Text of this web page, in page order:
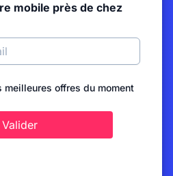
mobile près de chez
meilleures offres du moment
Valider